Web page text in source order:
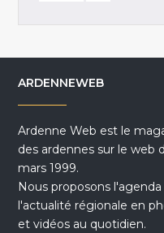
ARDENNEWEB
Ardenne Web est le
des ardennes sur le web
mars 1999.
Nous proposons
l'actualité régionale en
et vidéos au quotidien.